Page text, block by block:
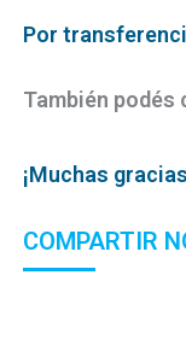
Por
También podés
¡Muchas
COMPARTIR